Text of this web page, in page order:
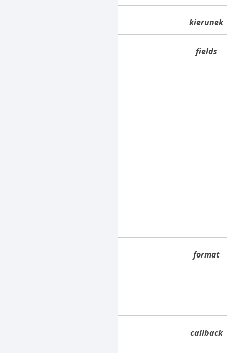
kierunek
fields
format
callback